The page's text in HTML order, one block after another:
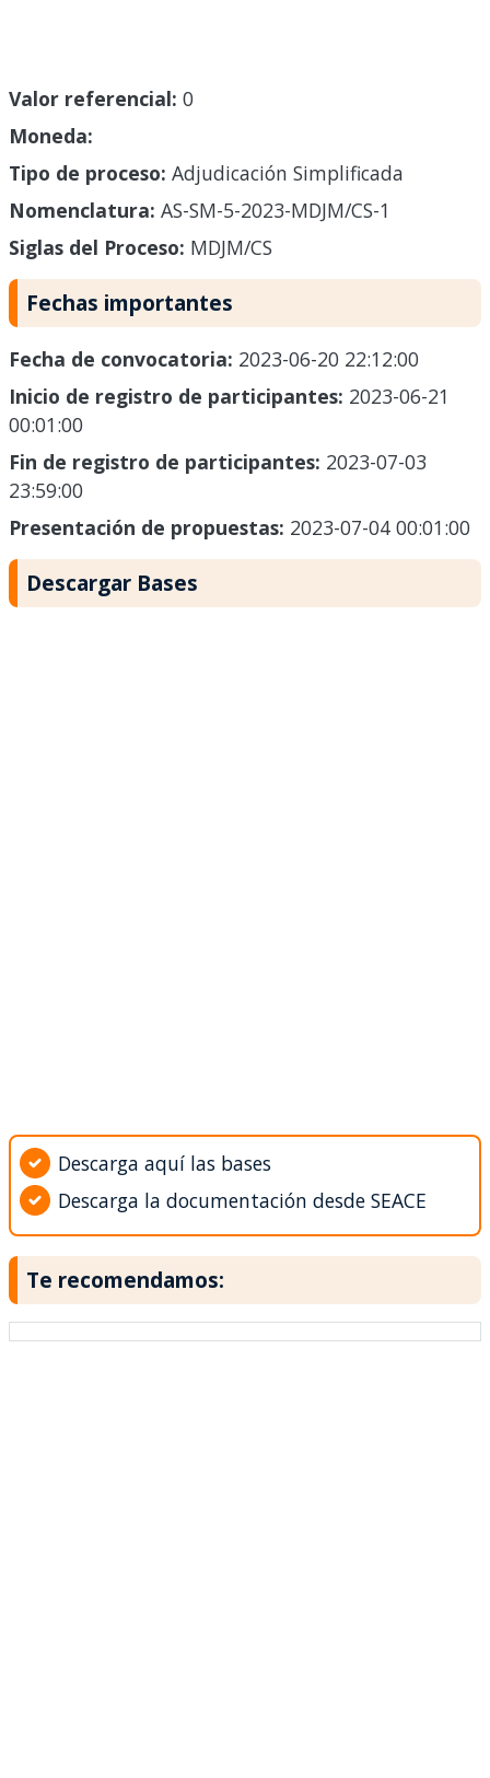
Valor referencial: 0
Moneda:
Tipo de proceso: Adjudicación Simplificada
Nomenclatura: AS-SM-5-2023-MDJM/CS-1
Siglas del Proceso: MDJM/CS
Fechas importantes
Fecha de convocatoria: 2023-06-20 22:12:00
Inicio de registro de participantes: 2023-06-21
00:01:00
Fin de registro de participantes: 2023-07-03
23:59:00
Presentación de propuestas: 2023-07-04 00:01:00
Descargar Bases
Descarga aquí las bases
Descarga la documentación desde SEACE
Te recomendamos: